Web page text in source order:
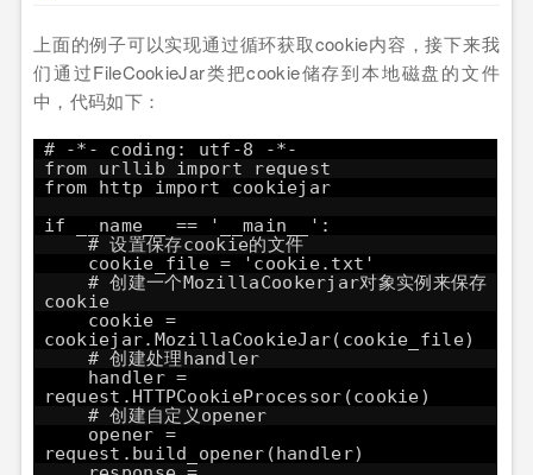
上面的例子可以实现通过循环获取cookie内容，接下来我
们通过FileCookieJar类把cookie储存到本地磁盘的文件
中，代码如下：
# -*- coding: utf-8 -*-
from urllib import request
from http import cookiejar
if __name__ == '__main__':
# 设置保存cookie的文件
cookie_file = 'cookie.txt'
# 创建一个MozillaCookerjar对象实例来保存
cookie
cookie =
cookiejar.MozillaCookieJar(cookie_file)
# 创建处理handler
handler =
request.HTTPCookieProcessor(cookie)
# 创建自定义opener
opener =
request.build_opener(handler)